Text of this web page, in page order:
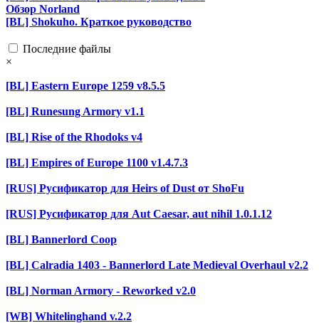
Обзор Norland
[BL] Shokuho. Краткое руководство
Последние файлы
×
[BL] Eastern Europe 1259 v8.5.5
[BL] Runesung Armory v1.1
[BL] Rise of the Rhodoks v4
[BL] Empires of Europe 1100 v1.4.7.3
[RUS] Русификатор для Heirs of Dust от ShoFu
[RUS] Русификатор для Aut Caesar, aut nihil 1.0.1.12
[BL] Bannerlord Coop
[BL] Calradia 1403 - Bannerlord Late Medieval Overhaul v2.2
[BL] Norman Armory - Reworked v2.0
[WB] Whitelinghand v.2.2